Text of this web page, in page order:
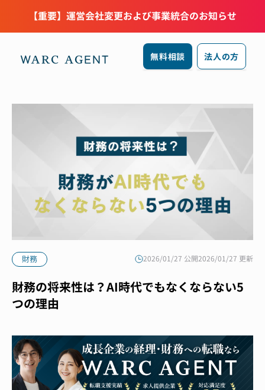
【重要】運営会社変更および事業統合のお知らせ
無料相談 法人の方
財務 2026/01/27 公開2026/01/27 更新
財務の将来性は？AI時代でもなくならない5
つの理由